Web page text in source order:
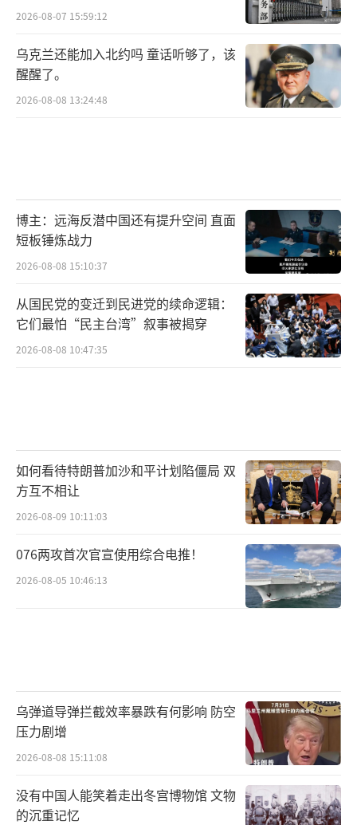
2026-08-07 15:59:12
乌克兰还能加入北约吗 童话听够了，该
醒醒了。
2026-08-08 13:24:48
博主：远海反潜中国还有提升空间 直面
短板锤炼战力
2026-08-08 15:10:37
从国民党的变迁到民进党的续命逻辑：
它们最怕“民主台湾”叙事被揭穿
2026-08-08 10:47:35
如何看待特朗普加沙和平计划陷僵局 双
方互不相让
2026-08-09 10:11:03
076两攻首次官宣使用综合电推！
2026-08-05 10:46:13
乌弹道导弹拦截效率暴跌有何影响 防空
压力剧增
2026-08-08 15:11:08
没有中国人能笑着走出冬宫博物馆 文物
的沉重记忆